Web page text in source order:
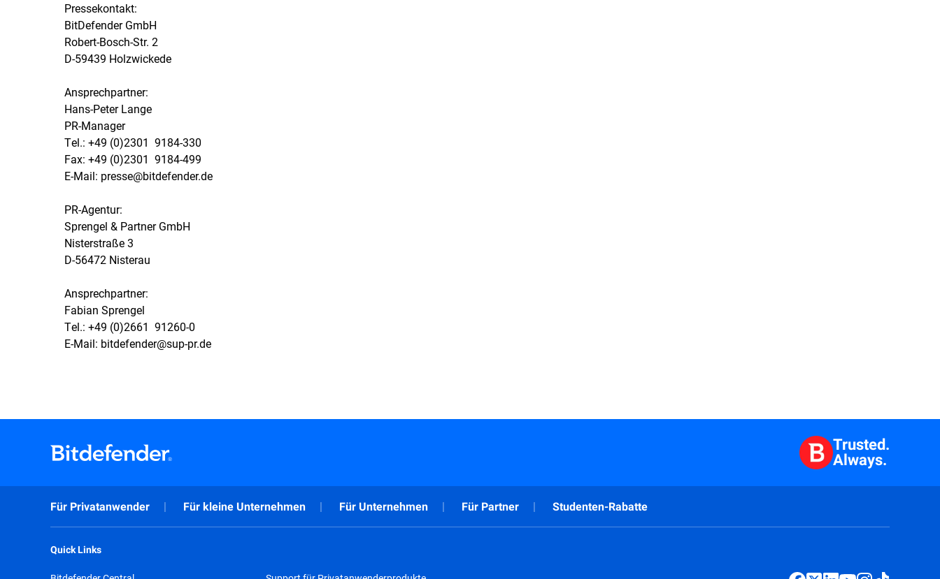
Pressekontakt:
BitDefender GmbH
Robert-Bosch-Str. 2
D-59439 Holzwickede
Ansprechpartner:
Hans-Peter Lange
PR-Manager
Tel.: +49 (0)2301  9184-330
Fax: +49 (0)2301  9184-499
E-Mail: presse@bitdefender.de
PR-Agentur:
Sprengel & Partner GmbH
Nisterstraße 3
D-56472 Nisterau
Ansprechpartner:
Fabian Sprengel
Tel.: +49 (0)2661  91260-0
E-Mail: bitdefender@sup-pr.de
Trusted.
Always.
Für Privatanwender Für kleine Unternehmen Für Unternehmen Für Partner Studenten-Rabatte
Quick Links